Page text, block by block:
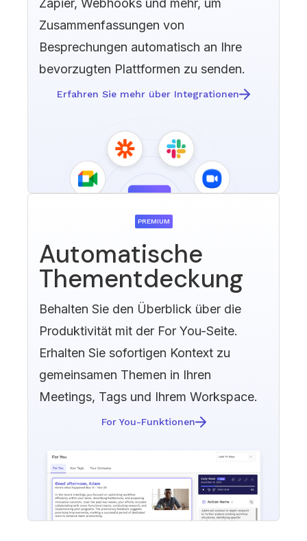
Zapier, Webhooks und mehr, um
Zusammenfassungen von
Besprechungen automatisch an Ihre
bevorzugten Plattformen zu senden.
Erfahren Sie mehr über Integrationen
PREMIUM
Automatische
Thementdeckung
Behalten Sie den Überblick über die
Produktivität mit der For You-Seite.
Erhalten Sie sofortigen Kontext zu
gemeinsamen Themen in Ihren
Meetings, Tags und Ihrem Workspace.
For You-Funktionen